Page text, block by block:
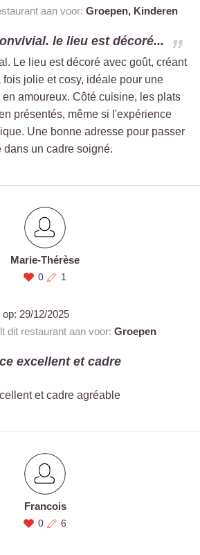
aan voor: Groepen, Kinderen
le lieu est décoré...
Le lieu est décoré avec goût, créant
jolie et cosy, idéale pour une
amoureux. Côté cuisine, les plats
présentés, même si l'expérience
Une bonne adresse pour passer
dans un cadre soigné.
Marie-Thérèse
0 1
op: 29/12/2025
dit restaurant aan voor: Groepen
excellent et cadre
et cadre agréable
Francois
0 6